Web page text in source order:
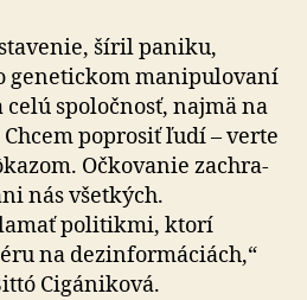
šíril paniku,
genetickom manipulovaní
spoločnosť, najmä na
poprosiť ľudí – verte
Očkovanie za­chra­
nás všetkých.
politikmi, ktorí
na de­zin­for­má­ciách,“
Cigániková.